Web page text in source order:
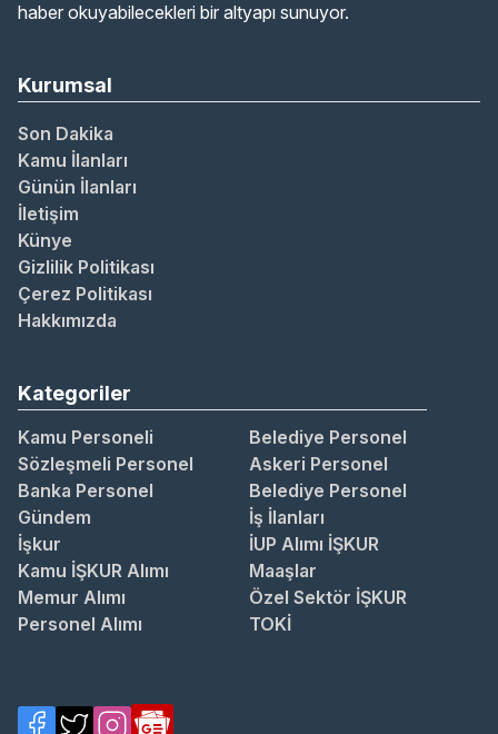
haber okuyabilecekleri bir altyapı sunuyor.
Kurumsal
Son Dakika
Kamu İlanları
Günün İlanları
İletişim
Künye
Gizlilik Politikası
Çerez Politikası
Hakkımızda
Kategoriler
Kamu Personeli
Belediye Personel
Sözleşmeli Personel
Askeri Personel
Banka Personel
Belediye Personel
Gündem
İş İlanları
İşkur
İUP Alımı İŞKUR
Kamu İŞKUR Alımı
Maaşlar
Memur Alımı
Özel Sektör İŞKUR
Personel Alımı
TOKİ